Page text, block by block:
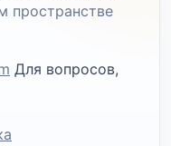
пространстве
Для вопросов,